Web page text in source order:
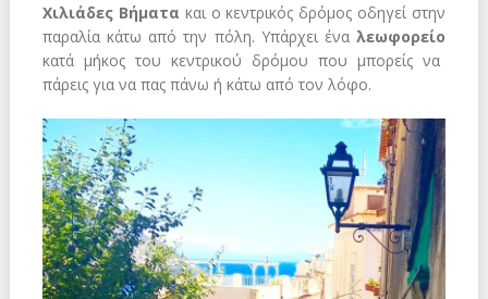
Χιλιάδες Βήματα και ο κεντρικός δρόμος οδηγεί στην
παραλία κάτω από την πόλη. Υπάρχει ένα λεωφορείο
κατά μήκος του κεντρικού δρόμου που μπορείς να
πάρεις για να πας πάνω ή κάτω από τον λόφο.